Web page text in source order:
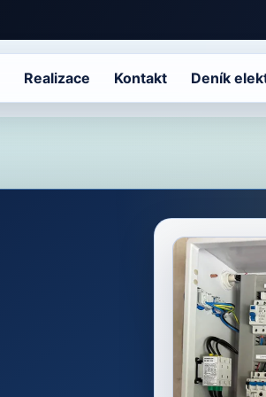
Realizace Kontakt Deník